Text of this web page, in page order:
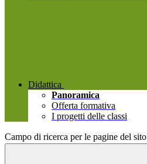
Didattica
Panoramica
Offerta formativa
I progetti delle classi
Campo di ricerca per le pagine del sito